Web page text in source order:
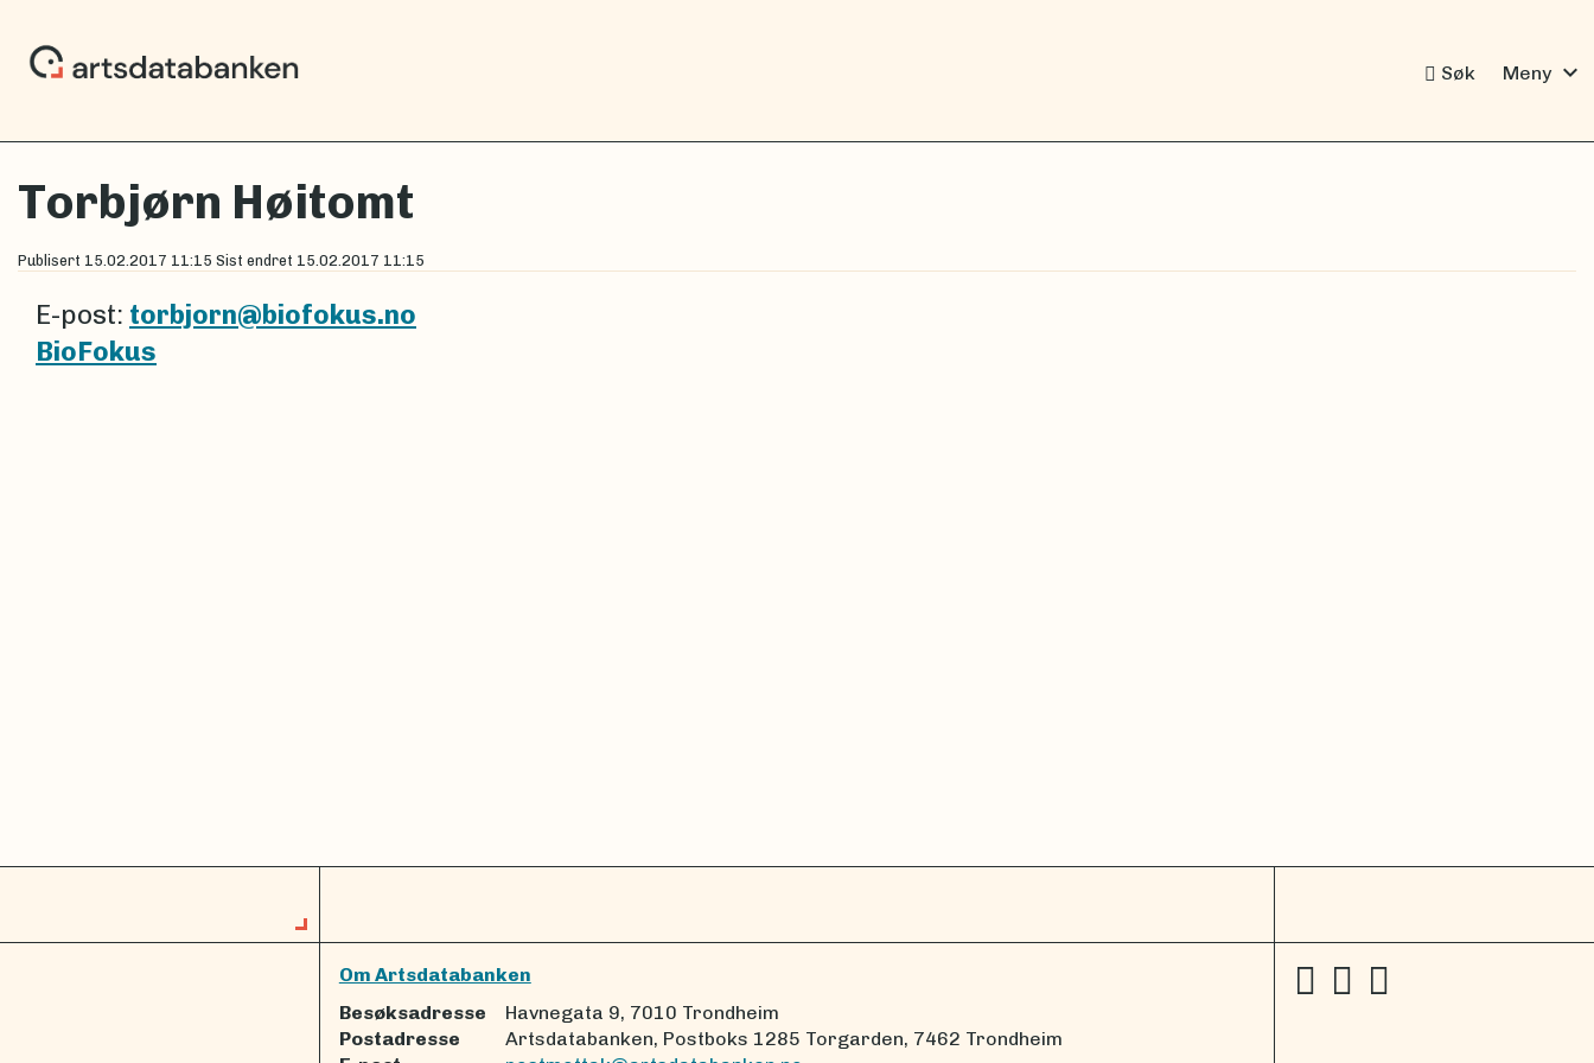
Søk Meny expand_more
Torbjørn Høitomt
Publisert 15.02.2017 11:15 Sist endret 15.02.2017 11:15
E-post: torbjorn@biofokus.no
BioFokus
Om Artsdatabanken
Besøksadresse
Havnegata 9, 7010 Trondheim
Postadresse
Artsdatabanken, Postboks 1285 Torgarden, 7462 Trondheim